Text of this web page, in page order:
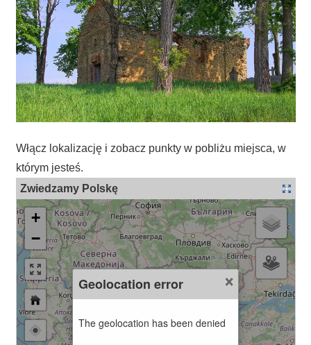
Włącz lokalizację i zobacz punkty w pobliżu miejsca, w
którym jesteś.
Zwiedzamy Polskę
+
−
×
Geolocation error
The geolocation has been denied